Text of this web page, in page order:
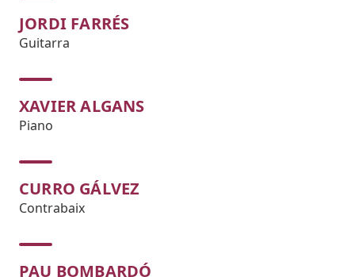
JORDI FARRÉS
Guitarra
XAVIER ALGANS
Piano
CURRO GÁLVEZ
Contrabaix
PAU BOMBARDÓ